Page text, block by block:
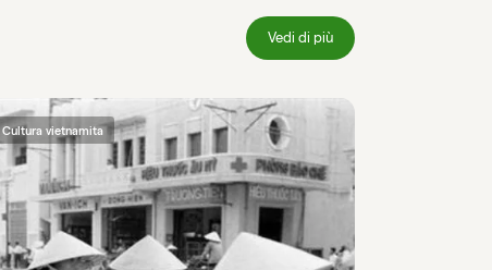
Vedi di più
Cultura vietnamita